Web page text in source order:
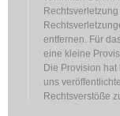
entfernen. Für
eine kleine
Die Provision
uns
Rechtsverstöße